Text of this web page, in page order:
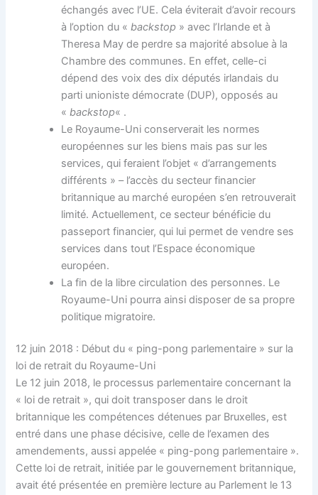
échangés avec l’UE. Cela éviterait d’avoir recours
à l’option du « backstop » avec l’Irlande et à
Theresa May de perdre sa majorité absolue à la
Chambre des communes. En effet, celle-ci
dépend des voix des dix députés irlandais du
parti unioniste démocrate (DUP), opposés au
« backstop« .
Le Royaume-Uni conserverait les normes
européennes sur les biens mais pas sur les
services, qui feraient l’objet « d’arrangements
différents » – l’accès du secteur financier
britannique au marché européen s’en retrouverait
limité. Actuellement, ce secteur bénéficie du
passeport financier, qui lui permet de vendre ses
services dans tout l’Espace économique
européen.
La fin de la libre circulation des personnes. Le
Royaume-Uni pourra ainsi disposer de sa propre
politique migratoire.
12 juin 2018 : Début du « ping-pong parlementaire » sur la
loi de retrait du Royaume-Uni
Le 12 juin 2018, le processus parlementaire concernant la
« loi de retrait », qui doit transposer dans le droit
britannique les compétences détenues par Bruxelles, est
entré dans une phase décisive, celle de l’examen des
amendements, aussi appelée « ping-pong parlementaire ».
Cette loi de retrait, initiée par le gouvernement britannique,
avait été présentée en première lecture au Parlement le 13